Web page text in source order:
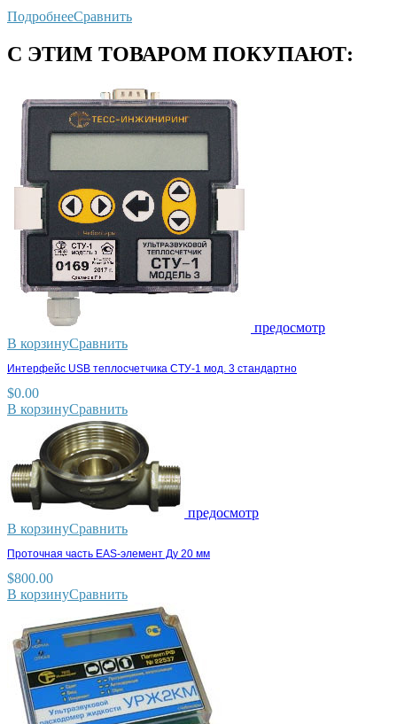
ПодробнееСравнить
С ЭТИМ ТОВАРОМ ПОКУПАЮТ:
предосмотр
В корзинуСравнить
Интерфейс USB теплосчетчика СТУ-1 мод. 3 стандартно
$0.00
В корзинуСравнить
предосмотр
В корзинуСравнить
Проточная часть EAS-элемент Ду 20 мм
$800.00
В корзинуСравнить